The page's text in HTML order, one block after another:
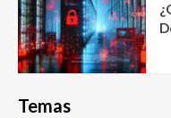
Temas